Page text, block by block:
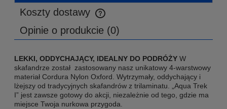
Koszty dostawy
Cena nie zawiera ewentualnych kosztów płatności
Opinie o produkcie (0)
LEKKI, ODDYCHAJĄCY, IDEALNY DO PODRÓŻY W
skafandrze został zastosowany nasz unikatowy 4-warstwowy
materiał Cordura Nylon Oxford. Wytrzymały, oddychający i
lżejszy od tradycyjnych skafandrów z trilaminatu. „Aqua Trek
I” jest zawsze gotowy do akcji, niezależnie od tego, gdzie ma
miejsce Twoja nurkowa przygoda.